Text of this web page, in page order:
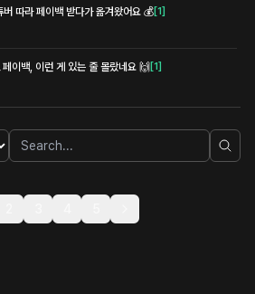
따라 페이백 받다가 옮겨왔어요 💰[1]
이백, 이런 게 있는 줄 몰랐네요 🙌 [1]